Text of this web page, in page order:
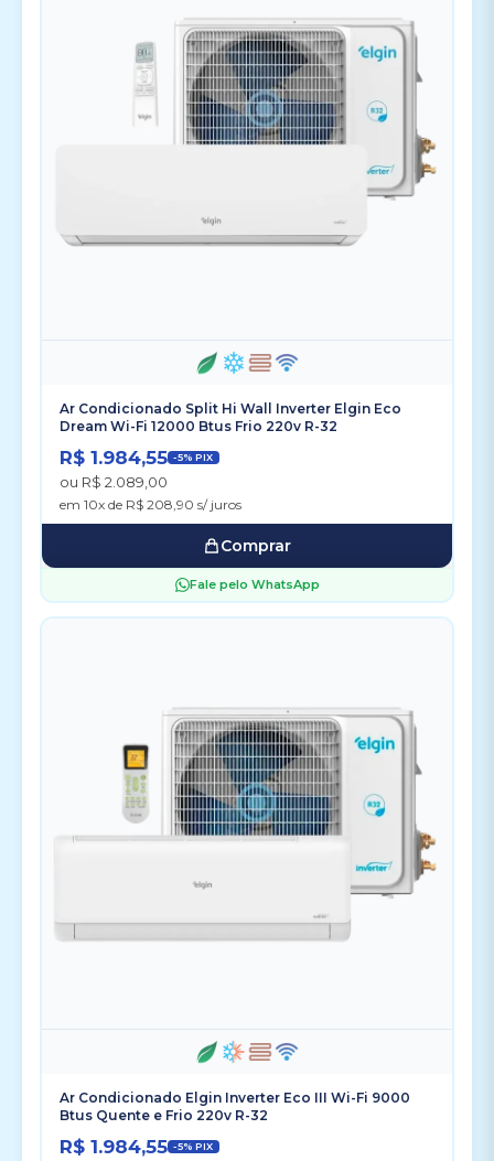
Ar Condicionado Split Hi Wall Inverter Elgin Eco
Dream Wi-Fi 12000 Btus Frio 220v R-32
R$ 1.984,55 -5% PIX
ou R$ 2.089,00
em 10x de R$ 208,90 s/ juros
Comprar
Fale pelo WhatsApp
Ar Condicionado Elgin Inverter Eco III Wi-Fi 9000
Btus Quente e Frio 220v R-32
R$ 1.984,55 -5% PIX